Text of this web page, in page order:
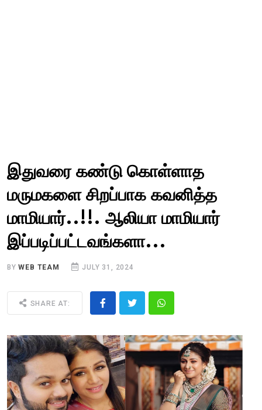
இதுவரை கண்டு கொள்ளாத
மருமகளை சிறப்பாக கவனித்த
மாமியார்..!!. ஆலியா மாமியார்
இப்படிப்பட்டவங்களா...
BYWEB TEAM JULY 31, 2024
SHARE AT: